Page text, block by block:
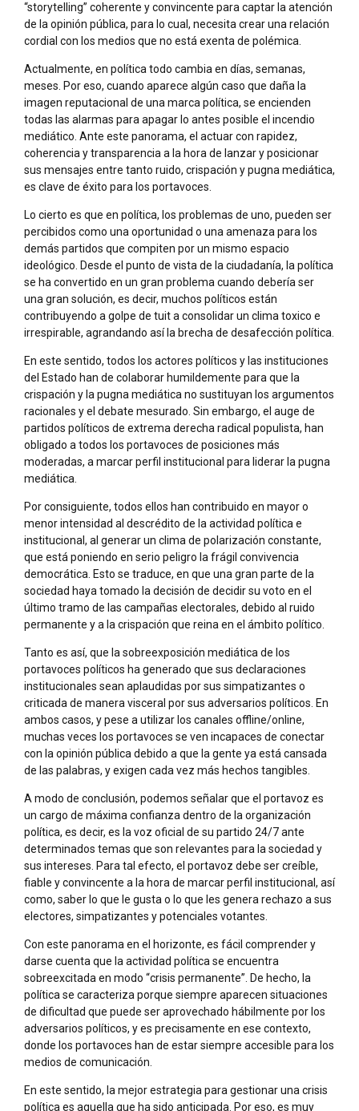
“storytelling” coherente y convincente para captar la atención
de la opinión pública, para lo cual, necesita crear una relación
cordial con los medios que no está exenta de polémica.
Actualmente, en política todo cambia en días, semanas,
meses. Por eso, cuando aparece algún caso que daña la
imagen reputacional de una marca política, se encienden
todas las alarmas para apagar lo antes posible el incendio
mediático. Ante este panorama, el actuar con rapidez,
coherencia y transparencia a la hora de lanzar y posicionar
sus mensajes entre tanto ruido, crispación y pugna mediática,
es clave de éxito para los portavoces.
Lo cierto es que en política, los problemas de uno, pueden ser
percibidos como una oportunidad o una amenaza para los
demás partidos que compiten por un mismo espacio
ideológico. Desde el punto de vista de la ciudadanía, la política
se ha convertido en un gran problema cuando debería ser
una gran solución, es decir, muchos políticos están
contribuyendo a golpe de tuit a consolidar un clima toxico e
irrespirable, agrandando así la brecha de desafección política.
En este sentido, todos los actores políticos y las instituciones
del Estado han de colaborar humildemente para que la
crispación y la pugna mediática no sustituyan los argumentos
racionales y el debate mesurado. Sin embargo, el auge de
partidos políticos de extrema derecha radical populista, han
obligado a todos los portavoces de posiciones más
moderadas, a marcar perfil institucional para liderar la pugna
mediática.
Por consiguiente, todos ellos han contribuido en mayor o
menor intensidad al descrédito de la actividad política e
institucional, al generar un clima de polarización constante,
que está poniendo en serio peligro la frágil convivencia
democrática. Esto se traduce, en que una gran parte de la
sociedad haya tomado la decisión de decidir su voto en el
último tramo de las campañas electorales, debido al ruido
permanente y a la crispación que reina en el ámbito político.
Tanto es así, que la sobreexposición mediática de los
portavoces políticos ha generado que sus declaraciones
institucionales sean aplaudidas por sus simpatizantes o
criticada de manera visceral por sus adversarios políticos. En
ambos casos, y pese a utilizar los canales offline/online,
muchas veces los portavoces se ven incapaces de conectar
con la opinión pública debido a que la gente ya está cansada
de las palabras, y exigen cada vez más hechos tangibles.
A modo de conclusión, podemos señalar que el portavoz es
un cargo de máxima confianza dentro de la organización
política, es decir, es la voz oficial de su partido 24/7 ante
determinados temas que son relevantes para la sociedad y
sus intereses. Para tal efecto, el portavoz debe ser creíble,
fiable y convincente a la hora de marcar perfil institucional, así
como, saber lo que le gusta o lo que les genera rechazo a sus
electores, simpatizantes y potenciales votantes.
Con este panorama en el horizonte, es fácil comprender y
darse cuenta que la actividad política se encuentra
sobreexcitada en modo “crisis permanente”. De hecho, la
política se caracteriza porque siempre aparecen situaciones
de dificultad que puede ser aprovechado hábilmente por los
adversarios políticos, y es precisamente en ese contexto,
donde los portavoces han de estar siempre accesible para los
medios de comunicación.
En este sentido, la mejor estrategia para gestionar una crisis
política es aquella que ha sido anticipada. Por eso, es muy